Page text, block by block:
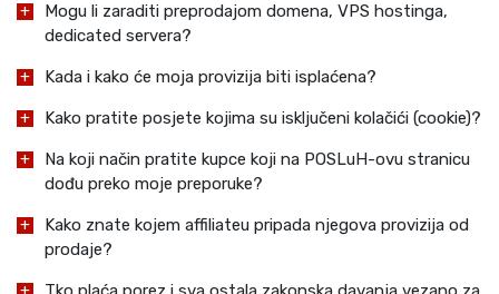
Mogu li zaraditi preprodajom domena, VPS hostinga,
dedicated servera?
Kada i kako će moja provizija biti isplaćena?
Kako pratite posjete kojima su isključeni kolačići (cookie)?
Na koji način pratite kupce koji na POSLuH-ovu stranicu
dođu preko moje preporuke?
Kako znate kojem affiliateu pripada njegova provizija od
prodaje?